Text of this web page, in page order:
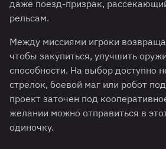
даже поезд-призрак,
рельсам.
Между миссиями игроки
чтобы закупиться, улучшить
способности. На выбор доступно
стрелок, боевой маг или робот
проект заточен под
желании можно отправиться в
одиночку.